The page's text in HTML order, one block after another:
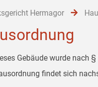
Hermagor
Gebäude wurde nach
findet sich